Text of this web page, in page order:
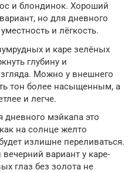
и блондинок. Хороший
но для дневного
и лёгкость.
и каре зелёных
глубину и
Можно у внешнего
тон более насыщенным, а
и легче.
дневного мэйкапа это
на солнце желто
излишне переливаться.
вариант у каре-
глаз без золота не